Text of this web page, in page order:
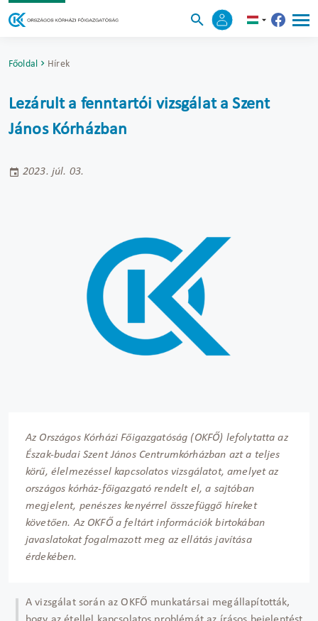
Főoldal Hírek
Lezárult a fenntartói vizsgálat a Szent
János Kórházban
2023. júl. 03.
Az Országos Kórházi Főigazgatóság (OKFŐ) lefolytatta az
Észak-budai Szent János Centrumkórházban azt a teljes
körű, élelmezéssel kapcsolatos vizsgálatot, amelyet az
országos kórház-főigazgató rendelt el, a sajtóban
megjelent, penészes kenyérrel összefüggő híreket
követően. Az OKFŐ a feltárt információk birtokában
javaslatokat fogalmazott meg az ellátás javítása
érdekében.
A vizsgálat során az OKFŐ munkatársai megállapították,